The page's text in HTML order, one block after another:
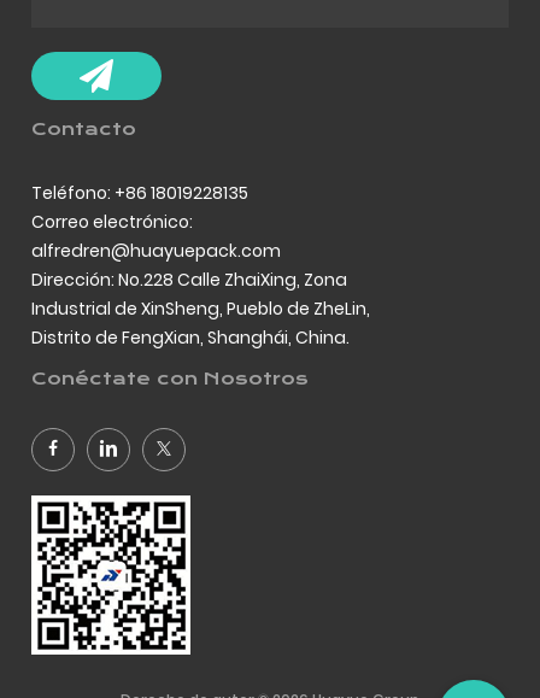
Contacto
Teléfono: +86 18019228135
Correo electrónico:
alfredren@huayuepack.com
Dirección: No.228 Calle ZhaiXing, Zona
Industrial de XinSheng, Pueblo de ZheLin,
Distrito de FengXian, Shanghái, China.
Conéctate con Nosotros